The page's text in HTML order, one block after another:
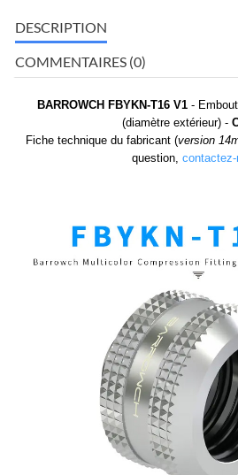
DESCRIPTION
COMMENTAIRES (0)
BARROWCH FBYKN-T16 V1- Embout
(diamètre extérieur) -
Fiche technique du fabricant (version
question, contactez-